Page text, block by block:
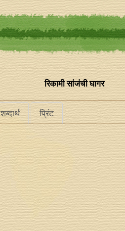
रिकामी सांजंची घागर
शब्दार्थ प्रिंट